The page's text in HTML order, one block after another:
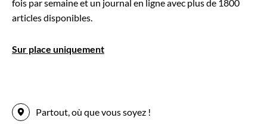
fois par semaine et un journal en ligne avec plus de 1800
articles disponibles.
Sur place uniquement
Partout, où que vous soyez !